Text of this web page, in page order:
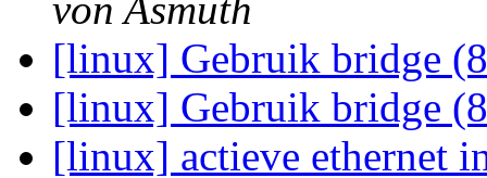
von Asmuth
[linux] Gebruik bridge
[linux] Gebruik bridge
[linux] actieve ethernet